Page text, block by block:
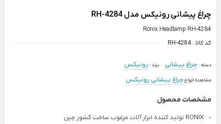
چراغ پیشانی رونیکس مدل RH-4284
Ronix Headlamp RH-4284
کد کالا :RH-4284
دسته :چراغ پیشانی برند : رونیکس
مشاهده انواعچراغ پیشانی رونیکس
مشخصات محصول
RONIX تولید کننده ابزار آلات مرغوب ساخت کشور چین